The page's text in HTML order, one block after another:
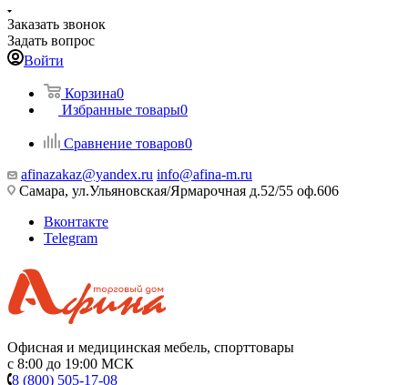
Заказать звонок
Задать вопрос
Войти
Корзина0
Избранные товары0
Сравнение товаров0
afinazakaz@yandex.ru info@afina-m.ru
Самара, ул.Ульяновская/Ярмарочная д.52/55 оф.606
Вконтакте
Telegram
Офисная и медицинская мебель, спорттовары
с 8:00 до 19:00 МСК
8 (800) 505-17-08